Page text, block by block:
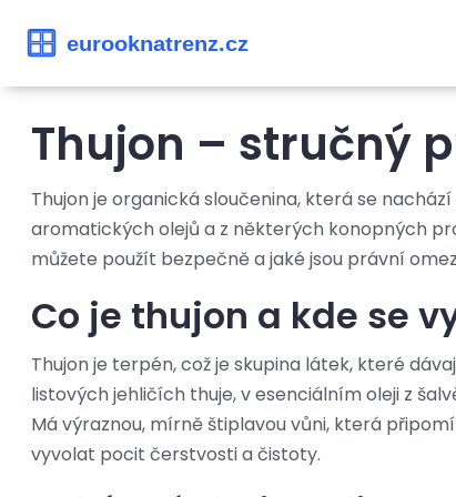
Thujon – stručný
Thujon je organická sloučenina, která se
aromatických olejů a z některých konopných
můžete použít bezpečně a jaké jsou právní
Co je thujon a kde se
Thujon je terpén, což je skupina látek, které
listových jehličích thuje, v esenciálním oleji z
Má výraznou, mírně štiplavou vůni, která
vyvolat pocit čerstvosti a čistoty.